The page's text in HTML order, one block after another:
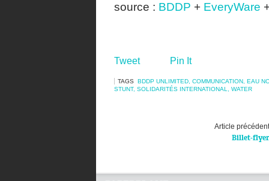
source : BDDP + EveryWare
Tweet Pin It
TAGS BDDP UNLIMITED, COMMUNICATION, EAU
STUNT, SOLIDARITÉS INTERNATIONAL, WATER
Article précédent
Billet-flyer